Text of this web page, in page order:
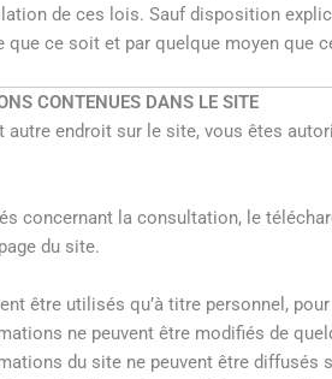
de ces lois. Sauf disposition
ce soit et par quelque moyen que
CONTENUES DANS LE SITE
endroit sur le site, vous êtes
concernant la consultation, le
du site.
être utilisés qu’à titre personnel,
ne peuvent être modifiés de
du site ne peuvent être